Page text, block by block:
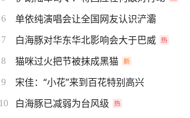
6 单依纯演唱会让全国网友认识浐灞
7 白海豚对华东华北影响会大于巴威
8 猫咪过火把节被抹成黑猫
9 宋佳：“小花”来到百花特别高兴
10 白海豚已减弱为台风级